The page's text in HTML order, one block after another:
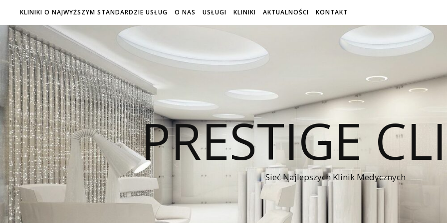
KLINIKI O NAJWYŻSZYM STANDARDZIE USŁUG O NAS USŁUGI KLINIKI AKTUALNOŚCI KONTAKT
PRESTIGE
Sieć Najlepszych Klinik Medycznych